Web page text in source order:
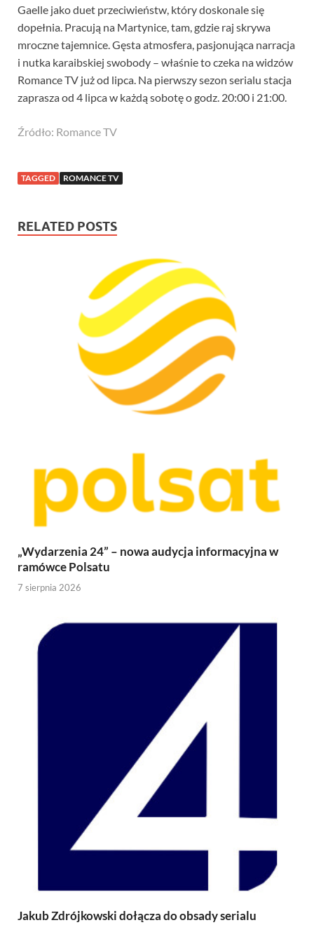
Gaelle jako duet przeciwieństw, który doskonale się
dopełnia. Pracują na Martynice, tam, gdzie raj skrywa
mroczne tajemnice. Gęsta atmosfera, pasjonująca narracja
i nutka karaibskiej swobody – właśnie to czeka na widzów
Romance TV już od lipca. Na pierwszy sezon serialu stacja
zaprasza od 4 lipca w każdą sobotę o godz. 20:00 i 21:00.
Źródło: Romance TV
TAGGED ROMANCE TV
RELATED POSTS
„Wydarzenia 24” – nowa audycja informacyjna w
ramówce Polsatu
7 sierpnia 2026
Jakub Zdrójkowski dołącza do obsady serialu